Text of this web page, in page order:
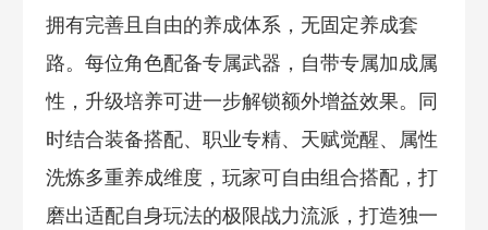
拥有完善且自由的养成体系，无固定养成套
路。每位角色配备专属武器，自带专属加成属
性，升级培养可进一步解锁额外增益效果。同
时结合装备搭配、职业专精、天赋觉醒、属性
洗炼多重养成维度，玩家可自由组合搭配，打
磨出适配自身玩法的极限战力流派，打造独一